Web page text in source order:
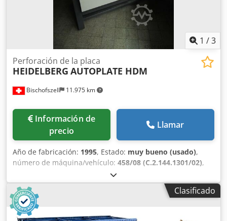
1 /3
Bischofszell 11.975 km
Perforación de la placa
HEIDELBERG AUTOPLATE HDM
Información de
precio
Llamar
Año de fabricación: 1995, Estado: muy bueno (usado),
número de máquina/vehículo: 458/08 (C.2.144.1301/02),
Formato máximo: B1 Voltaje: 100-240 V // 300-330 VA //
50/60 Hz Dkedpfxefh Dp Te Afasr Disponemos de otras
MÁQUINAS / PIEZAS DE REPUESTO y COMPONENTES DE
MÁQUINA de este tipo en nuestro almacén. BAJO
SOLICITUD.
Clasificado